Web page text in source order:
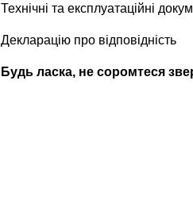
Технічні та експлуатаційні
Декларацію про відповідність
Будь ласка, не соромтеся